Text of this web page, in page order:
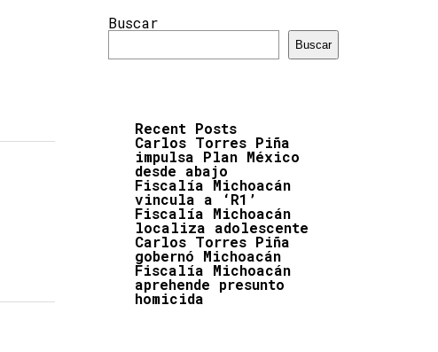
Buscar
Buscar
Recent Posts
Carlos Torres Piña
impulsa Plan México
desde abajo
Fiscalía Michoacán
vincula a ‘R1’
Fiscalía Michoacán
localiza adolescente
Carlos Torres Piña
gobernó Michoacán
Fiscalía Michoacán
aprehende presunto
homicida